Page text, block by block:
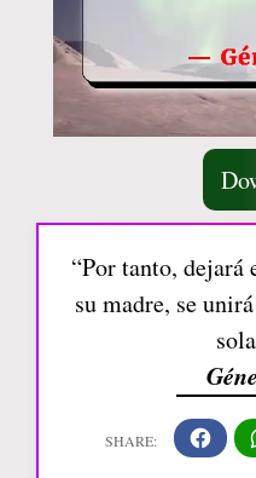
“Por tanto, dejará
su madre, se